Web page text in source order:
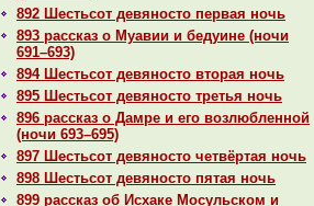
892 Шестьсот девяносто первая ночь
893 paссказ о Муавии и бедуине (ночи
691–693)
894 Шестьсот девяносто втоpaя ночь
895 Шестьсот девяносто третья ночь
896 paссказ о Дамре и его возлюбленной
(ночи 693–695)
897 Шестьсот девяносто четвёртая ночь
898 Шестьсот девяносто пятая ночь
899 paссказ об Исхаке Мосульскoм и